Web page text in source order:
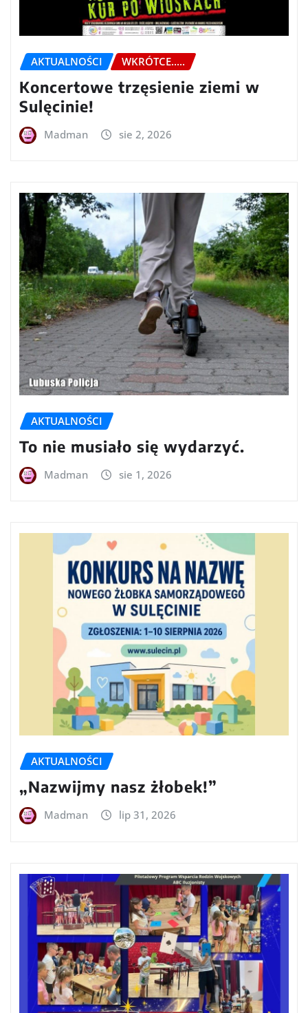
AKTUALNOŚCI WKRÓTCE.....
Koncertowe trzęsienie ziemi w
Sulęcinie!
Madman sie 2, 2026
AKTUALNOŚCI
To nie musiało się wydarzyć.
Madman sie 1, 2026
AKTUALNOŚCI
„Nazwijmy nasz żłobek!”
Madman lip 31, 2026